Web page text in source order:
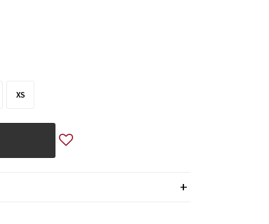
XS